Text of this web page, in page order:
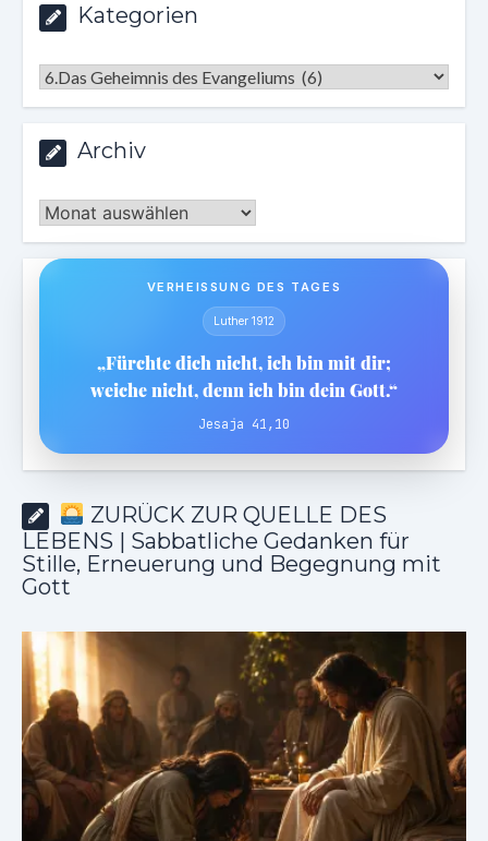
Kategorien
Kategorien
Archiv
Archiv
VERHEISSUNG DES TAGES
Luther 1912
„Fürchte dich nicht, ich bin mit dir;
weiche nicht, denn ich bin dein Gott.“
Jesaja 41,10
ZURÜCK ZUR QUELLE DES
LEBENS | Sabbatliche Gedanken für
Stille, Erneuerung und Begegnung mit
Gott